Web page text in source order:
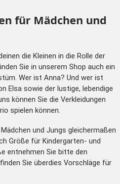
für Mädchen und
die Kleinen in die Rolle der
Sie in unserem Shop auch ein
Wer ist Anna? Und wer ist
Elsa sowie der lustige, lebendige
können Sie die Verkleidungen
spielen können.
und Jungs gleichermaßen
Größe für Kindergarten- und
entnehmen Sie bitte den
Sie überdies Vorschläge für